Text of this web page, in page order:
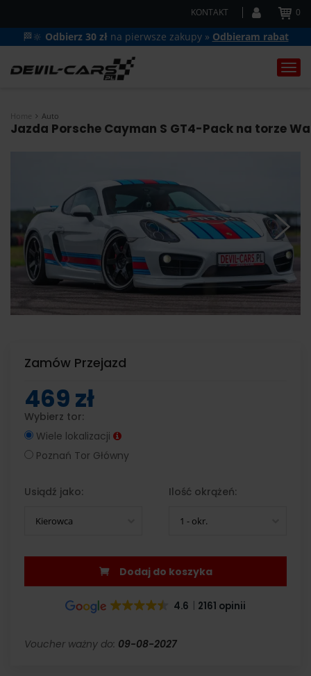
KONTAKT 0
🏁🔆 Odbierz 30 zł na pierwsze zakupy » Odbieram rabat
Home Auto
Jazda Porsche Cayman S GT4-Pack na torze
Zamów Przejazd
469 zł
Wybierz tor:
Wiele lokalizacji
Poznań Tor Główny
Usiądź jako:
Kierowca
Ilość okrążeń:
1 - okr.
Dodaj do koszyka
4.6 2161 opinii
Voucher ważny do: 09-08-2027